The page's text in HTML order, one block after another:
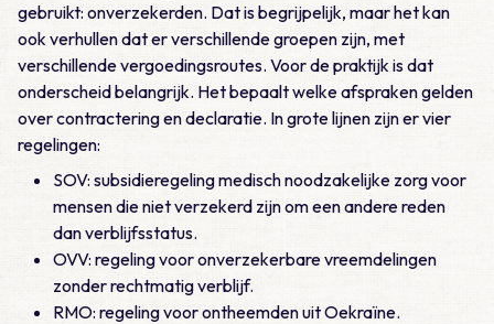
gebruikt: onverzekerden. Dat is begrijpelijk, maar het kan
ook verhullen dat er verschillende groepen zijn, met
verschillende vergoedingsroutes. Voor de praktijk is dat
onderscheid belangrijk. Het bepaalt welke afspraken gelden
over contractering en declaratie. In grote lijnen zijn er vier
regelingen:
SOV: subsidieregeling medisch noodzakelijke zorg voor
mensen die niet verzekerd zijn om een andere reden
dan verblijfsstatus.
OVV: regeling voor onverzekerbare vreemdelingen
zonder rechtmatig verblijf.
RMO: regeling voor ontheemden uit Oekraïne.